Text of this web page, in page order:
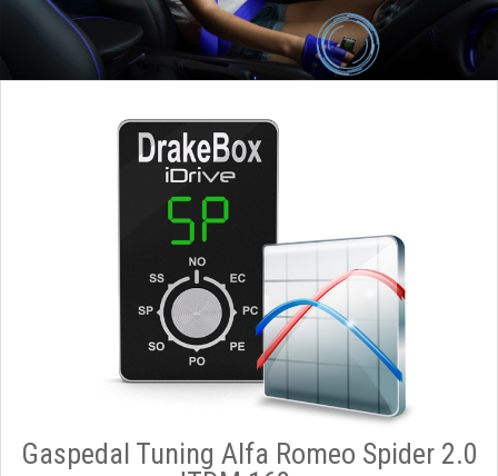
Gaspedal Tuning Alfa Romeo Spider 2.0